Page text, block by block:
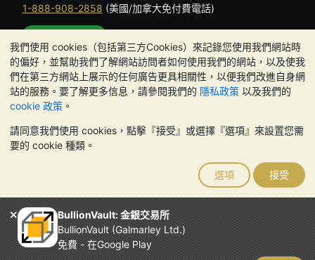
我們使用 cookies（包括第三方Cookies）來記錄您使用我們網站時
的偏好，並幫助我們了解網站訪問者如何使用我們的網站，以及使我
們在第三方網站上展示的任何廣告更具相關性，以便我們改進自身網
站的服務。要了解更多信息，請參閱我們的 隱私政策 以及我們的
cookie 政策 。
請同意我們使用 cookies，點擊『接受』或選擇『選項』來設置您需
要的 cookie 種類。
選項 接受
BullionVault: 金銀交易所
BullionVault (Galmarley Ltd.)
免費 - 在Google Play
1-888-908-2858 (美國/加拿大免付費電話)
辦公時間:
9am to 8:30pm (英國時間), 周一至周五
Galmarley Ltd T/A BullionVault
3 Shortlands (7th Floor)
London
W6 8DA
貴金屬的價值可能下跌也可能上漲。歷史趨勢不能保證未來
的價格走勢。BullionVault 網站及其任何通訊中的任何內容均不構成
投資建議。您應該考慮尋求專業建議，以確定投資並持有金條是否適
合您。
Galmarley Ltd，以 BullionVault 名義進行交易，在英格蘭和威爾斯
註冊，註冊號碼：4943684